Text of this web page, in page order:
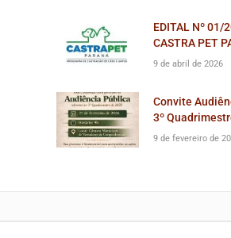
EDITAL Nº 01/
CASTRA PET
9 de abril de 2026
Convite
3º
9 de fevereiro de